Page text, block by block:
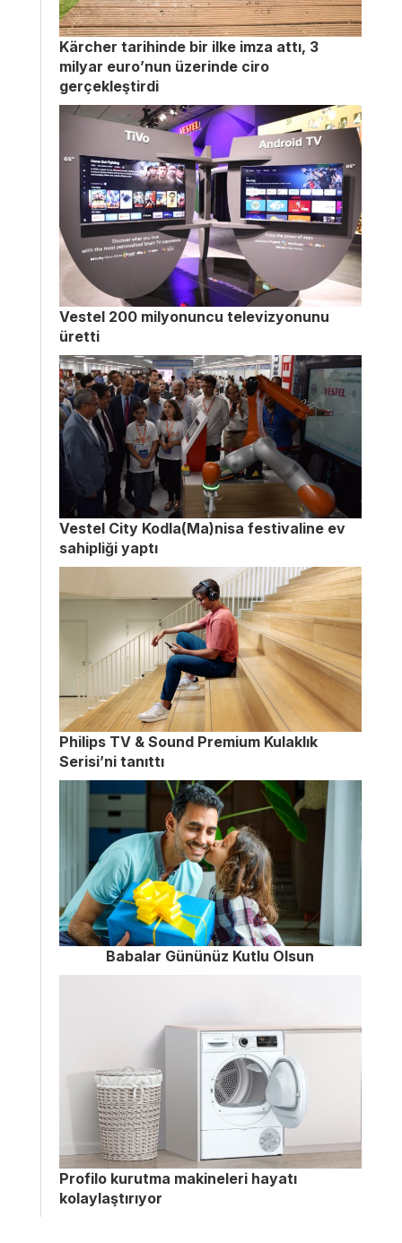
Kärcher tarihinde bir ilke imza attı, 3
milyar euro’nun üzerinde ciro
gerçekleştirdi
Vestel 200 milyonuncu televizyonunu
üretti
Vestel City Kodla(Ma)nisa festivaline ev
sahipliği yaptı
Philips TV & Sound Premium Kulaklık
Serisi’ni tanıttı
Babalar Gününüz Kutlu Olsun
Profilo kurutma makineleri hayatı
kolaylaştırıyor